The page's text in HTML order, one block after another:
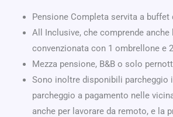
Pensione Completa servita a buffet
All Inclusive, che comprende anche
convenzionata con 1 ombrellone e
Mezza pensione, B&B o solo
Sono inoltre disponibili parcheggio
parcheggio a pagamento nelle
anche per lavorare da remoto, e la